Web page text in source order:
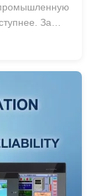
промышленную
За
свои